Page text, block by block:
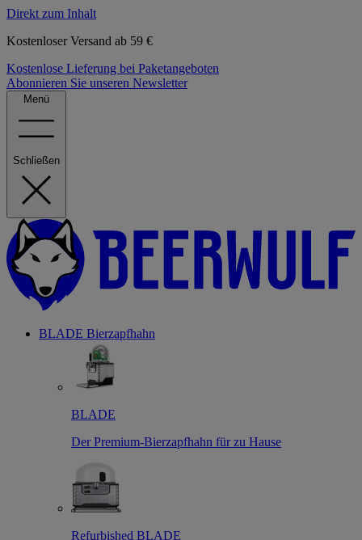
Direkt zum Inhalt
Kostenloser Versand ab 59 €
Kostenlose Lieferung bei Paketangeboten
Abonnieren Sie unseren Newsletter
Menü
Schließen
BLADE Bierzapfhahn
BLADE
Der Premium-Bierzapfhahn für zu Hause
Refurbished BLADE